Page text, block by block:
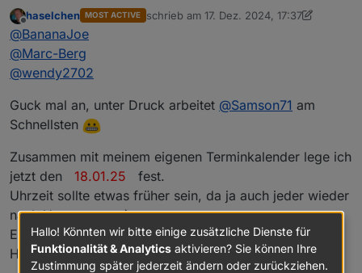
Samstag: 11.01. / 18.01. / 25.01. / 01.02.
Stand jetzt darf ich mir da dann unser Auto
genehmigen und bekomme Ausgang
Offline
haselchen MOST ACTIVE schrieb am 17. Dez. 2024, 17:37
zuletzt editiert von haselchen
@BananaJoe
@Marc-Berg
@wendy2702
Guck mal an, unter Druck arbeitet @Samson71 am
Schnellsten
Zusammen mit meinem eigenen Terminkalender lege ich
jetzt den 18.01.25 fest.
Uhrzeit sollte etwas früher sein, da ja auch jeder wieder
nach Hause muss :)
Es sei denn, wir versacken da und nehmen uns nen
Hotelzimmer
Hallo! Könnten wir bitte einige zusätzliche Dienste für
Funktionalität & Analytics aktivieren? Sie können Ihre
Zustimmung später jederzeit ändern oder zurückziehen.